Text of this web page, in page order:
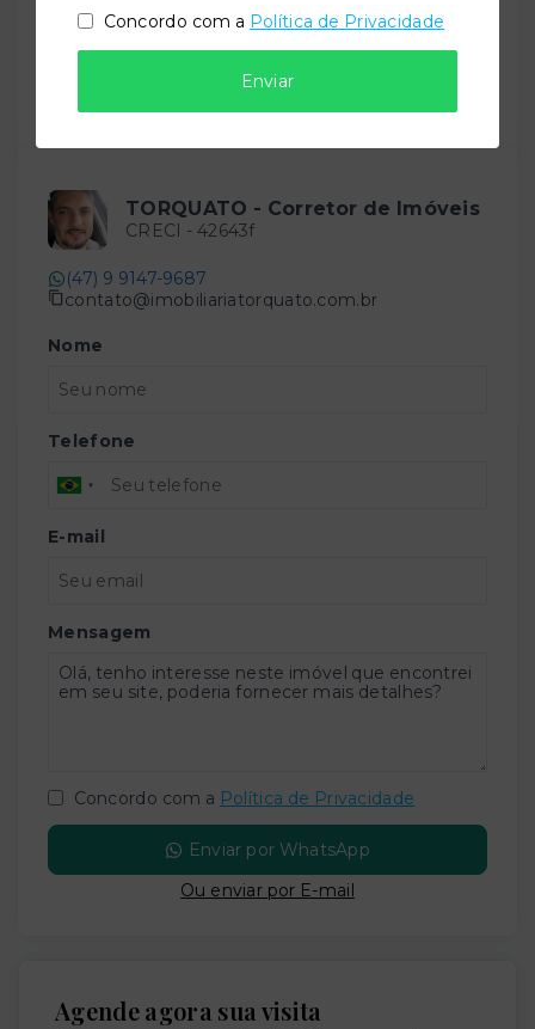
Salve ele nos seus favoritos ou então compartilhe
com alguém no WhatsApp:
TORQUATO - Corretor de Imóveis
CRECI - 42643f
(47) 9 9147-9687
contato@imobiliariatorquato.com.br
Nome
Telefone
E-mail
Mensagem
Concordo com a Política de Privacidade
Enviar por WhatsApp
Ou enviar por E-mail
Agende agora sua visita
Concordo com a Política de Privacidade
Enviar